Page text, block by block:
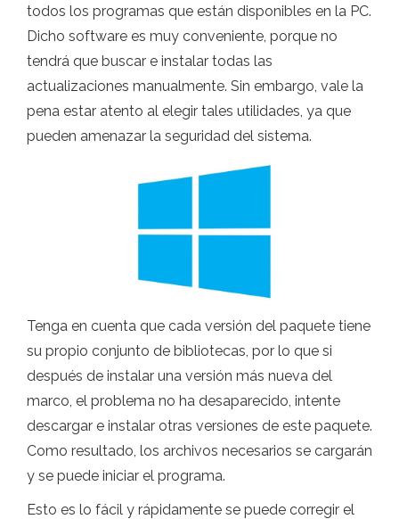
todos los programas que están disponibles en la PC.
Dicho software es muy conveniente, porque no
tendrá que buscar e instalar todas las
actualizaciones manualmente. Sin embargo, vale la
pena estar atento al elegir tales utilidades, ya que
pueden amenazar la seguridad del sistema.
Tenga en cuenta que cada versión del paquete tiene
su propio conjunto de bibliotecas, por lo que si
después de instalar una versión más nueva del
marco, el problema no ha desaparecido, intente
descargar e instalar otras versiones de este paquete.
Como resultado, los archivos necesarios se cargarán
y se puede iniciar el programa.
Esto es lo fácil y rápidamente se puede corregir el